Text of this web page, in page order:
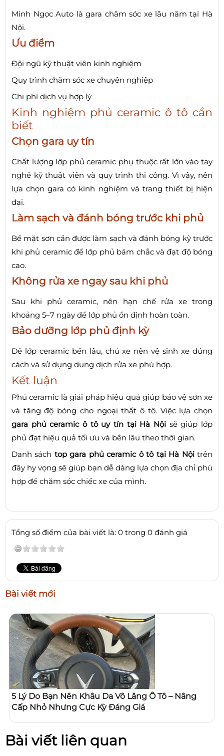
Minh Ngọc Auto là gara chăm sóc xe lâu năm tại Hà
Nội.
Ưu điểm
Đội ngũ kỹ thuật viên kinh nghiệm
Quy trình chăm sóc xe chuyên nghiệp
Chi phí dịch vụ hợp lý
Kinh nghiệm phủ ceramic ô tô cần
biết
Chọn gara uy tín
Chất lượng lớp phủ ceramic phụ thuộc rất lớn vào tay
nghề kỹ thuật viên và quy trình thi công. Vì vậy, nên
lựa chọn gara có kinh nghiệm và trang thiết bị hiện
đại.
Làm sạch và đánh bóng trước khi phủ
Bề mặt sơn cần được làm sạch và đánh bóng kỹ trước
khi phủ ceramic để lớp phủ bám chắc và đạt độ bóng
cao.
Không rửa xe ngay sau khi phủ
Sau khi phủ ceramic, nên hạn chế rửa xe trong
khoảng 5–7 ngày để lớp phủ ổn định hoàn toàn.
Bảo dưỡng lớp phủ định kỳ
Để lớp ceramic bền lâu, chủ xe nên vệ sinh xe đúng
cách và sử dụng dung dịch rửa xe phù hợp.
Kết luận
Phủ ceramic là giải pháp hiệu quả giúp bảo vệ sơn xe
và tăng độ bóng cho ngoại thất ô tô. Việc lựa chọn
gara phủ ceramic ô tô uy tín tại Hà Nội sẽ giúp lớp
phủ đạt hiệu quả tối ưu và bền lâu theo thời gian.
Danh sách top gara phủ ceramic ô tô tại Hà Nộitrên
đây hy vọng sẽ giúp bạn dễ dàng lựa chọn địa chỉ phù
hợp để chăm sóc chiếc xe của mình.
Tổng số điểm của bài viết là: 0 trong 0 đánh giá
Bài viết mới
5 Lý Do Bạn Nên Khâu Da Vô Lăng Ô Tô – Nâng
Cấp Nhỏ Nhưng Cực Kỳ Đáng Giá
Bài viết liên quan